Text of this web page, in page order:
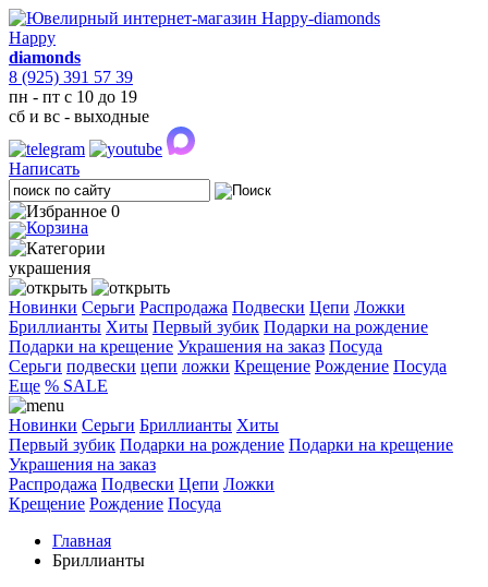
Happy
diamonds
8 (925) 391 57 39
пн - пт с 10 до 19
сб и вс - выходные
Написать
0
украшения
Новинки Серьги Распродажа Подвески Цепи Ложки
Бриллианты Хиты Первый зубик Подарки на рождение
Подарки на крещение Украшения на заказ Посуда
Cерьги подвески цепи ложки Крещение Рождение Посуда
Еще % SALE
Новинки Серьги Бриллианты Хиты
Первый зубик Подарки на рождение Подарки на крещение
Украшения на заказ
Распродажа Подвески Цепи Ложки
Крещение Рождение Посуда
Главная
Бриллианты